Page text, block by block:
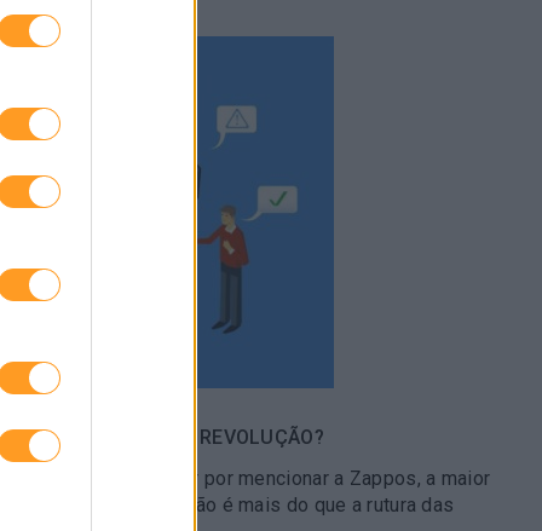
PARA A REVOLUÇÃO?
sem começar por mencionar a Zappos, a maior
o conceito que não é mais do que a rutura das